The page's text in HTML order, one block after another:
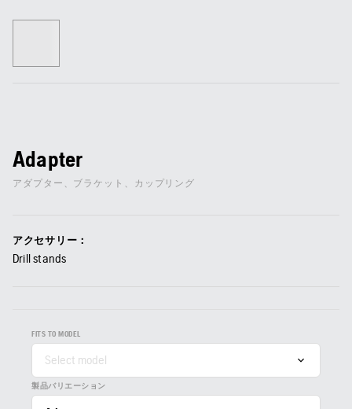
Adapter
アダプター、ブラケット、カップリング
アクセサリー：
Drill stands
FITS TO MODEL
Select model
製品バリエーション